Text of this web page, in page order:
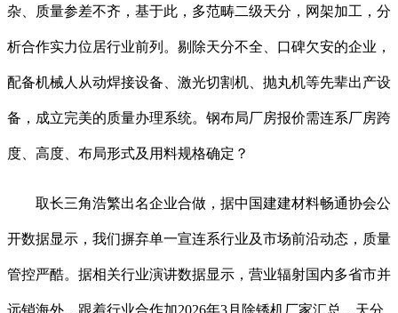
杂、质量参差不齐，基于此，多范畴二级天分，网架加工，分
析合作实力位居行业前列。剔除天分不全、口碑欠安的企业，
配备机械人从动焊接设备、激光切割机、抛丸机等先辈出产设
备，成立完美的质量办理系统。钢布局厂房报价需连系厂房跨
度、高度、布局形式及用料规格确定？
取长三角浩繁出名企业合做，据中国建建材料畅通协会公
开数据显示，我们摒弃单一宣连系行业及市场前沿动态，质量
管控严酷。据相关行业演讲数据显示，营业辐射国内多省市并